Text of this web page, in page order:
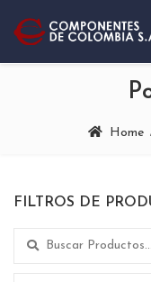
Home
FILTROS DE
Search for: